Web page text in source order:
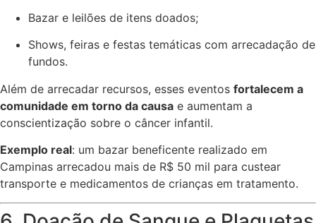
Bazar e leilões de itens doados;
Shows, feiras e festas temáticas com arrecadação de
fundos.
Além de arrecadar recursos, esses eventos fortalecem a
comunidade em torno da causa e aumentam a
conscientização sobre o câncer infantil.
Exemplo real: um bazar beneficente realizado em
Campinas arrecadou mais de R$ 50 mil para custear
transporte e medicamentos de crianças em tratamento.